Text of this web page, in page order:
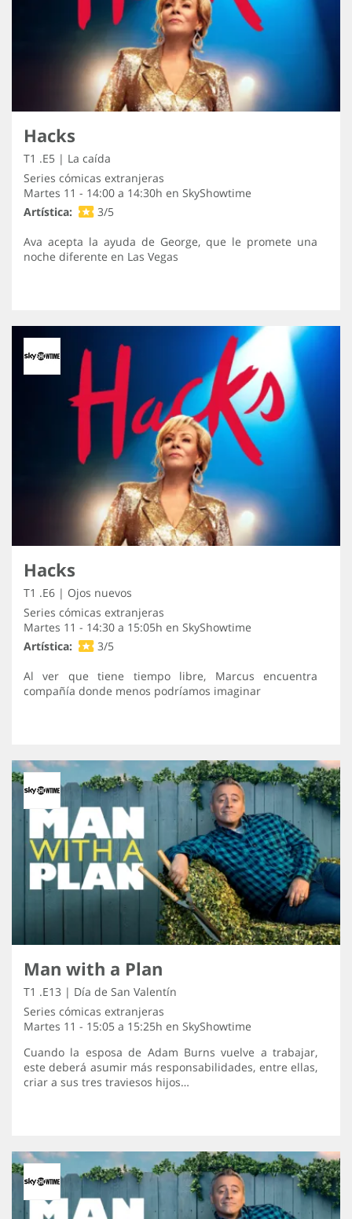
Hacks
T1 .E5 | La caída
Series cómicas extranjeras
Martes 11 - 14:00 a 14:30h en SkyShowtime
Artística:
3/5
Ava acepta la ayuda de George, que le promete una
noche diferente en Las Vegas
Hacks
T1 .E6 | Ojos nuevos
Series cómicas extranjeras
Martes 11 - 14:30 a 15:05h en SkyShowtime
Artística:
3/5
Al ver que tiene tiempo libre, Marcus encuentra
compañía donde menos podríamos imaginar
Man with a Plan
T1 .E13 | Día de San Valentín
Series cómicas extranjeras
Martes 11 - 15:05 a 15:25h en SkyShowtime
Cuando la esposa de Adam Burns vuelve a trabajar,
este deberá asumir más responsabilidades, entre ellas,
criar a sus tres traviesos hijos…